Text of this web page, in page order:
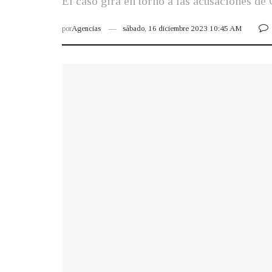
porAgencias sábado, 16 diciembre 2023 10:45 AM